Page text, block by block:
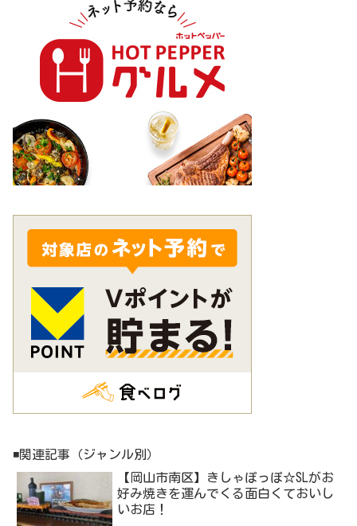
◾️関連記事（ジャンル別）
【岡山市南区】きしゃぽっぽ☆SLがお
好み焼きを運んでくる面白くておいし
いお店！